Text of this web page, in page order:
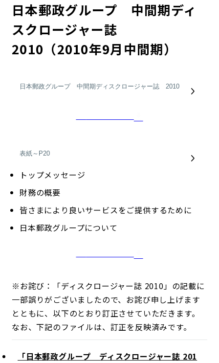
日本郵政グループ 中間期ディ
スクロージャー誌
2010（2010年9月中間期）
トップメッセージ
財務の概要
皆さまにより良いサービスをご提供するために
日本郵政グループについて
※お詫び：「ディスクロージャー誌 2010」の記載に
一部誤りがございましたので、お詫び申し上げます
とともに、以下のとおり訂正させていただきます。
なお、下記のファイルは、訂正を反映済みです。
「日本郵政グループ ディスクロージャー誌 201